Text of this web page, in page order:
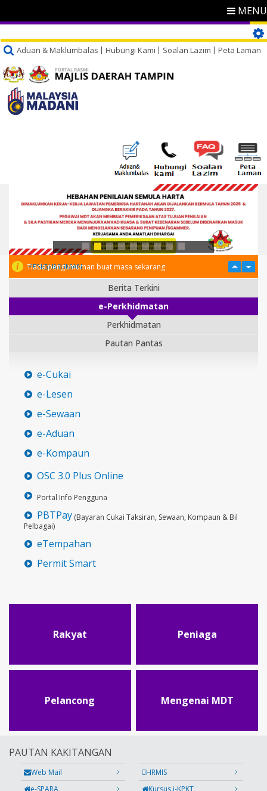
MENU
Aduan & Maklumbalas Hubungi Kami Soalan Lazim Peta Laman
PENGUMUMAN
Tiada pengumuman buat masa sekarang
Berita Terkini
e-Perkhidmatan
Perkhidmatan
Pautan Pantas
e-Cukai
e-Lesen
e-Sewaan
e-Aduan
e-Kompaun
OSC 3.0 Plus Online
Portal Info Pengguna
PBTPay (Bayaran Cukai Taksiran, Sewaan, Kompaun & Bil
Pelbagai)
eTempahan
Permit Smart
Rakyat Peniaga
Pelancong Mengenai MDT
PAUTAN KAKITANGAN
Web Mail
HRMIS
e-SPARA
Kursus i-KPKT